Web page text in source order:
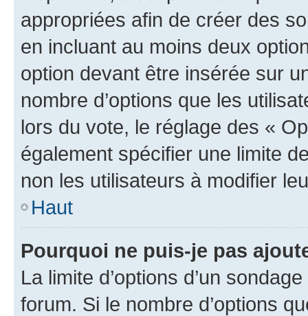
appropriées afin de créer des
en incluant au moins deux
option devant être insérée sur
nombre d’options que les
lors du vote, le réglage des «
également spécifier une limite
non les utilisateurs à modifier
Haut
Pourquoi ne puis-je pas
La limite d’options d’un
forum. Si le nombre d’options